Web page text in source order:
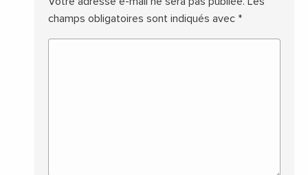
champs obligatoires sont indiqués avec *